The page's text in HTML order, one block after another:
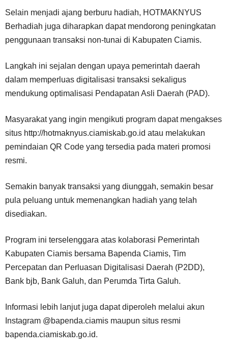
Selain menjadi ajang berburu hadiah, HOTMAKNYUS
Berhadiah juga diharapkan dapat mendorong peningkatan
penggunaan transaksi non-tunai di Kabupaten Ciamis.
Langkah ini sejalan dengan upaya pemerintah daerah
dalam memperluas digitalisasi transaksi sekaligus
mendukung optimalisasi Pendapatan Asli Daerah (PAD).
Masyarakat yang ingin mengikuti program dapat mengakses
situs http://hotmaknyus.ciamiskab.go.id atau melakukan
pemindaian QR Code yang tersedia pada materi promosi
resmi.
Semakin banyak transaksi yang diunggah, semakin besar
pula peluang untuk memenangkan hadiah yang telah
disediakan.
Program ini terselenggara atas kolaborasi Pemerintah
Kabupaten Ciamis bersama Bapenda Ciamis, Tim
Percepatan dan Perluasan Digitalisasi Daerah (P2DD),
Bank bjb, Bank Galuh, dan Perumda Tirta Galuh.
Informasi lebih lanjut juga dapat diperoleh melalui akun
Instagram @bapenda.ciamis maupun situs resmi
bapenda.ciamiskab.go.id.